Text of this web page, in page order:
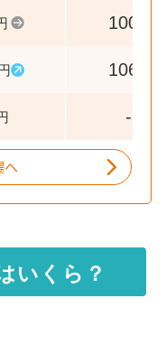
100
106
-
へ
いくら？